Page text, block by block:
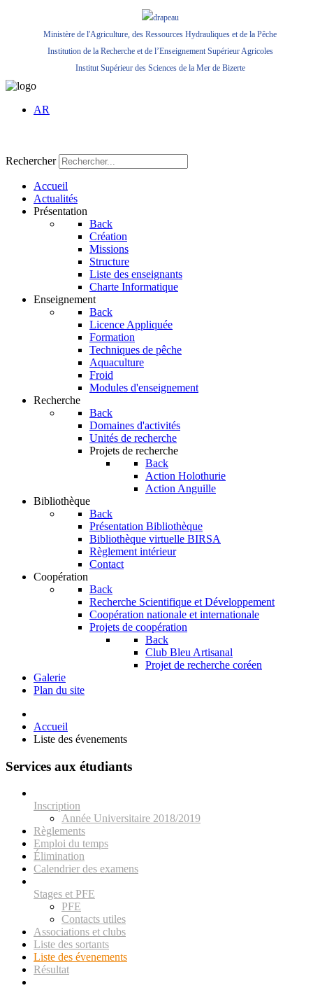
Ministère de l'Agriculture, des Ressources Hydrauliques et de la Pêche
Institution de la Recherche et de l’Enseignement Supérieur Agricoles
Institut Supérieur des Sciences de la Mer de Bizerte
AR
Rechercher
Accueil
Actualités
Présentation
Back
Création
Missions
Structure
Liste des enseignants
Charte Informatique
Enseignement
Back
Licence Appliquée
Formation
Techniques de pêche
Aquaculture
Froid
Modules d'enseignement
Recherche
Back
Domaines d'activités
Unités de recherche
Projets de recherche
Back
Action Holothurie
Action Anguille
Bibliothèque
Back
Présentation Bibliothèque
Bibliothèque virtuelle BIRSA
Règlement intérieur
Contact
Coopération
Back
Recherche Scientifique et Développement
Coopération nationale et internationale
Projets de coopération
Back
Club Bleu Artisanal
Projet de recherche coréen
Galerie
Plan du site
Accueil
Liste des évenements
Services aux étudiants
Inscription
Année Universitaire 2018/2019
Règlements
Emploi du temps
Élimination
Calendrier des examens
Stages et PFE
PFE
Contacts utiles
Associations et clubs
Liste des sortants
Liste des évenements
Résultat